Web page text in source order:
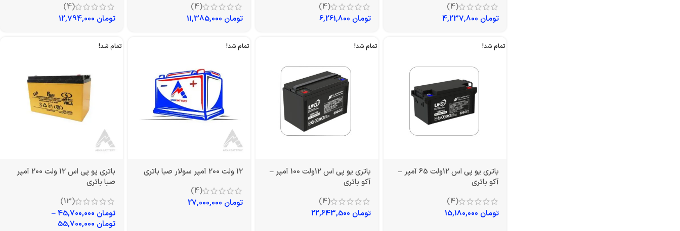
(4)
تومان
(4)
تومان
(4)
تومان
(4)
تومان
تمام شد!
باتری یو پی اس 12ولت 65 آمپر –
آکو باتری
(4)
تومان
تمام شد!
باتری یو پی اس 12ولت 100 آمپر –
آکو باتری
(4)
تومان
تمام شد!
12 ولت 200 آمپر سولار صبا باتری
(4)
تومان
تمام شد!
باتری یو پی اس 12 ولت 200 آمپر
صبا باتری
(13)
تومان
–
تومان